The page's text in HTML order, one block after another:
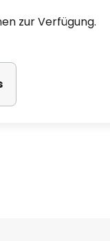
zur Verfügung.